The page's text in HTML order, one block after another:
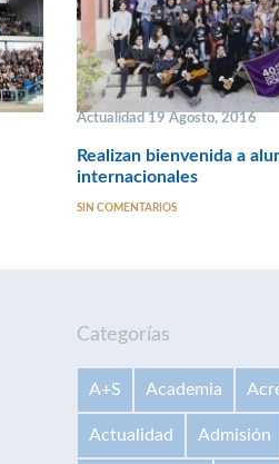
Actualidad 19 Agosto, 2016
Realizan bienvenida a
internacionales
SIN COMENTARIOS
Categorías
A+S Academia
Actualidad Admisión